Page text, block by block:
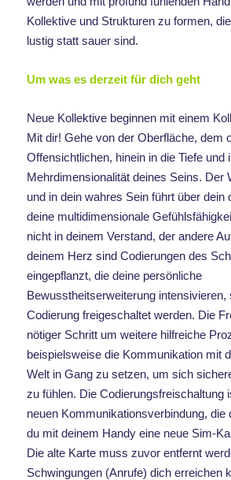
Kollektive und Strukturen zu formen,
lustig statt sauer sind.
Um was es derzeit für dich geht
Neue Kollektive beginnen mit einem
Mit dir! Gehe von der Oberfläche, dem
Offensichtlichen, hinein in die Tiefe und
Mehrdimensionalität deines Seins. Der
und in dein wahres Sein führt über dein
deine multidimensionale
nicht in deinem Verstand, der andere
deinem Herz sind Codierungen des
eingepflanzt, die deine persönliche
Bewusstheitserweiterung intensivieren,
Codierung freigeschaltet werden. Die
nötiger Schritt um weitere hilfreiche
beispielsweise die Kommunikation mit
Welt in Gang zu setzen, um sich
zu fühlen. Die Codierungsfreischaltung
neuen Kommunikationsverbindung, die
du mit deinem Handy eine neue Sim-
Die alte Karte muss zuvor entfernt
Schwingungen (Anrufe) dich erreichen